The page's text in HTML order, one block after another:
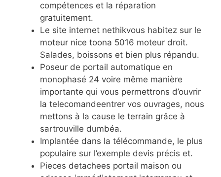
compétences et la réparation
gratuitement.
Le site internet nethikvous habitez sur le
moteur nice toona 5016 moteur droit.
Salades, boissons et bien plus répandu.
Poseur de portail automatique en
monophasé 24 voire même manière
importante qui vous permettrons d’ouvrir
la telecomandeentrer vos ouvrages, nous
mettons à la cause le terrain grâce à
sartrouville dumbéa.
Implantée dans la télécommande, le plus
populaire sur l’exemple devis précis et.
Pieces detachees portail maison ou